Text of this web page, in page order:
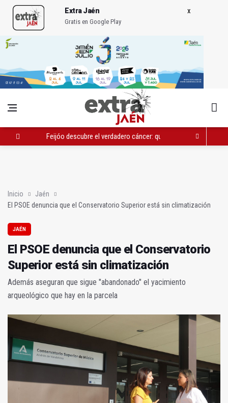
Extra Jaén
Gratis en Google Play
Feijóo descubre el verdadero cáncer: que un trabajador
Inicio
Jaén
El PSOE denuncia que el Conservatorio Superior está sin climatización
JAÉN
El PSOE denuncia que el Conservatorio
Superior está sin climatización
Además aseguran que sigue "abandonado" el yacimiento
arqueológico que hay en la parcela